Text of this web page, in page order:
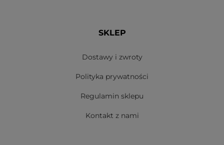
SKLEP
Dostawy i zwroty
Polityka prywatności
Regulamin sklepu
Kontakt z nami